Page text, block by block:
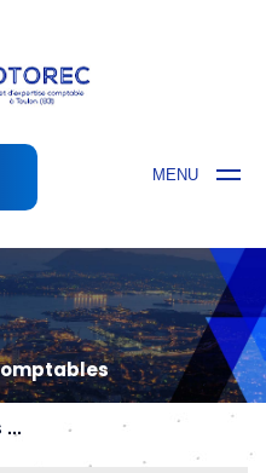
MENU
Actualités comptables